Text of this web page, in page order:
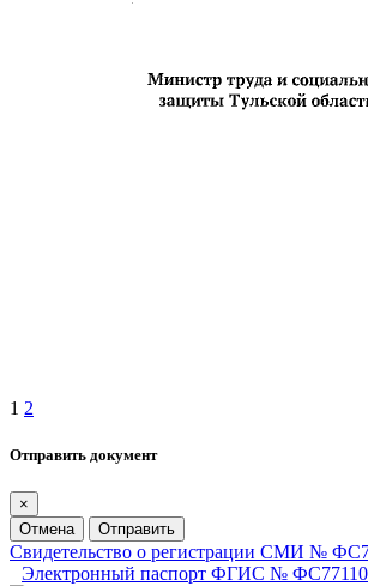
1 2
Отправить документ
×
Отмена
Отправить
Свидетельство о регистрации СМИ №
Электронный паспорт ФГИС №